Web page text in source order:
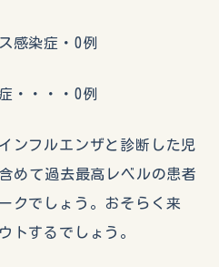
感染症・0例
・・・・0例
ンフルエンザと診断した児
めて過去最高レベルの患者
クでしょう。おそらく来
トするでしょう。